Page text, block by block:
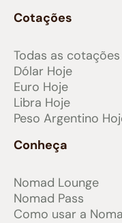
Cotações
Todas as cotações
Dólar Hoje
Euro Hoje
Libra Hoje
Peso Argentino
Conheça
Nomad Lounge
Nomad Pass
Como usar a